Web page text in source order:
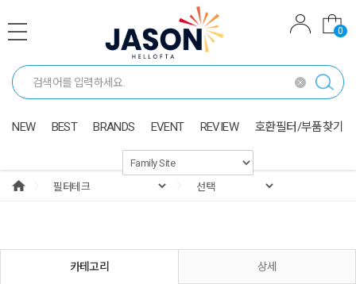
0
NEW BEST BRANDS EVENT REVIEW 호환필터/부품찾기
카테고리 상세